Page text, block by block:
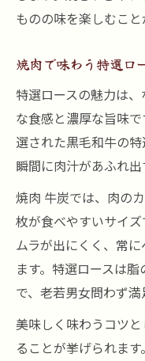
ものの味を楽しむこと
焼肉で味わう特選ロ
特選ロースの魅力は
な食感と濃厚な旨味
選された黒毛和牛の
瞬間に肉汁があふれ出
焼肉 牛炭では、肉の
枚が食べやすいサイ
ムラが出にくく、常
ます。特選ロースは
で、老若男女問わず満
美味しく味わうコツ
ることが挙げられま